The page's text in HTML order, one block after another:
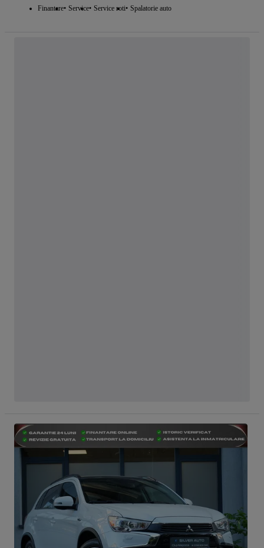
Finantare Service Service roti Spalatorie auto